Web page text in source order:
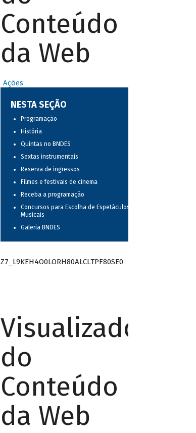
Conteúdo
da Web
Ações
NESTA SEÇÃO
Programação
História
Quintas no BNDES
Sextas instrumentais
Reserva de ingressos
Filmes e festivais de cinema
Receba a programação
Concursos para Escolha de Espetáculos
Musicais
Galeria BNDES
Z7_L9KEH4O0LORH80ALCLTPF80SE0
Visualizador
do
Conteúdo
da Web